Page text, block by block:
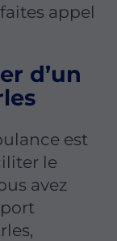
appel
d’un
est
le
avez